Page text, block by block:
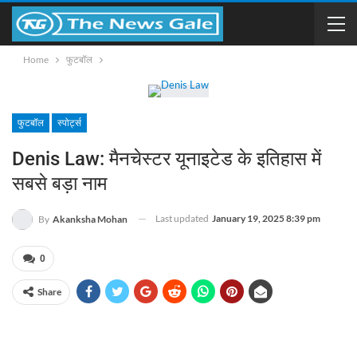
Home फुटबॉल
फुटबॉल स्पोर्ट्स
Denis Law: मैनचेस्टर यूनाइटेड के इतिहास में
सबसे बड़ा नाम
By Akanksha Mohan Last updated January 19, 2025 8:39 pm
0
Share